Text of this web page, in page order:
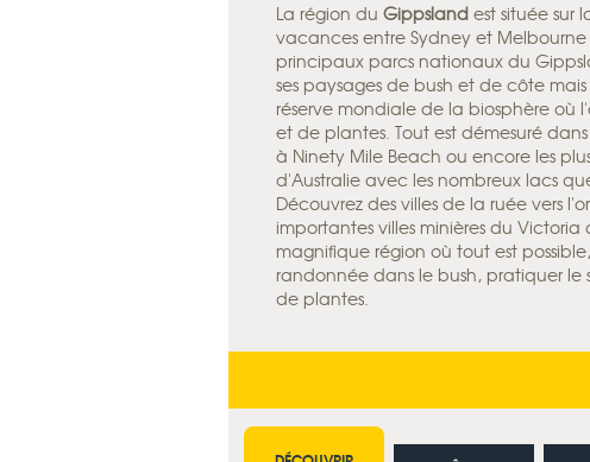
La région du Gippsland est située sur
vacances entre Sydney et
principaux parcs nationaux du
ses paysages de bush et de côte mais
réserve mondiale de la biosphère où
et de plantes. Tout est démesuré
à Ninety Mile Beach ou encore les
d'Australie avec les nombreux lacs
Découvrez des villes de la ruée vers
importantes villes minières du
magnifique région où tout est
randonnée dans le bush, pratiquer le
de plantes.